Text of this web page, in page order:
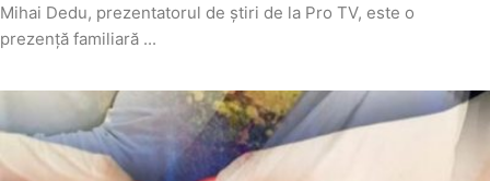
Mihai Dedu, prezentatorul de știri de la Pro TV, este o
prezență familiară ...